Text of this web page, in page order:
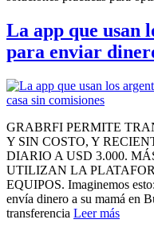
La app que usan
para enviar
GRABRFI PERMITE
Y SIN COSTO, Y
DIARIO A USD 3.000.
UTILIZAN LA
EQUIPOS. Imaginemos
envía dinero a su mamá en
transferencia Leer más